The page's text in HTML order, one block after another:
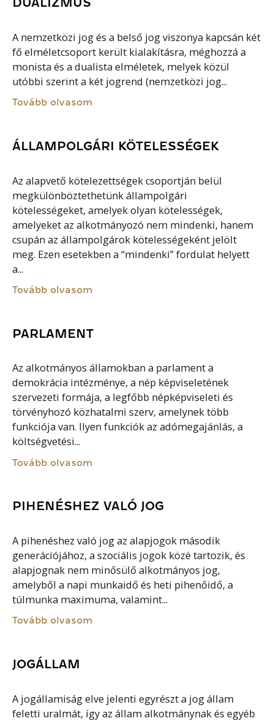
DUALIZMUS
A nemzetközi jog és a belső jog viszonya kapcsán két
fő elméletcsoport került kialakításra, méghozzá a
monista és a dualista elméletek, melyek közül
utóbbi szerint a két jogrend (nemzetközi jog...
Tovább olvasom
ÁLLAMPOLGÁRI KÖTELESSÉGEK
Az alapvető kötelezettségek csoportján belül
megkülönböztethetünk állampolgári
kötelességeket, amelyek olyan kötelességek,
amelyeket az alkotmányozó nem mindenki, hanem
csupán az állampolgárok kötelességeként jelölt
meg. Ezen esetekben a “mindenki” fordulat helyett
a...
Tovább olvasom
PARLAMENT
Az alkotmányos államokban a parlament a
demokrácia intézménye, a nép képviseletének
szervezeti formája, a legfőbb népképviseleti és
törvényhozó közhatalmi szerv, amelynek több
funkciója van. Ilyen funkciók az adómegajánlás, a
költségvetési...
Tovább olvasom
PIHENÉSHEZ VALÓ JOG
A pihenéshez való jog az alapjogok második
generációjához, a szociális jogok közé tartozik, és
alapjognak nem minősülő alkotmányos jog,
amelyből a napi munkaidő és heti pihenőidő, a
túlmunka maximuma, valamint...
Tovább olvasom
JOGÁLLAM
A jogállamiság elve jelenti egyrészt a jog állam
feletti uralmát, így az állam alkotmánynak és egyéb